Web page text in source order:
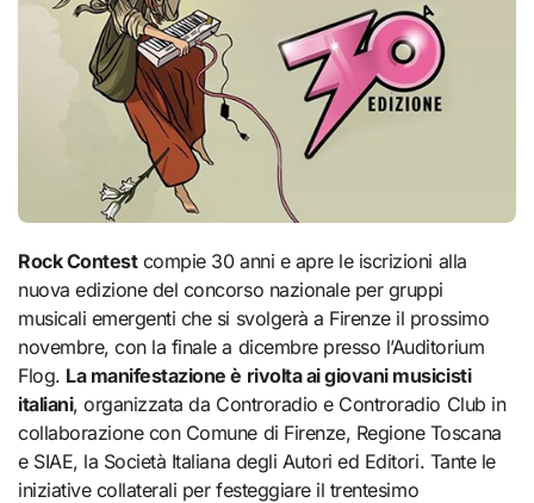
Rock Contestcompie 30 anni e apre le iscrizioni alla
nuova edizione del concorso nazionale per gruppi
musicali emergenti che si svolgerà a Firenze il prossimo
novembre, con la finale a dicembre presso l’Auditorium
Flog. La manifestazione è rivolta ai giovani musicisti
italiani, organizzata da Controradio e Controradio Club in
collaborazione con Comune di Firenze, Regione Toscana
e SIAE, la Società Italiana degli Autori ed Editori. Tante le
iniziative collaterali per festeggiare il trentesimo